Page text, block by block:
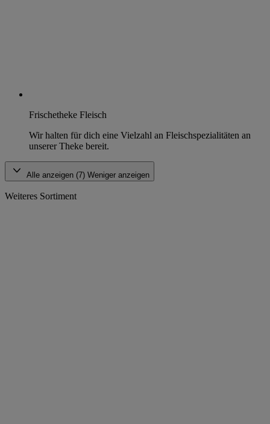
Frischetheke Fleisch
Wir halten für dich eine Vielzahl an Fleischspezialitäten an
unserer Theke bereit.
Alle anzeigen (7) Weniger anzeigen
Weiteres Sortiment